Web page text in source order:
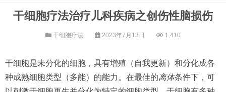
干细胞疗法治疗儿科疾病之创伤性脑损伤
干细胞疗法 2023年7月13日 1,410
干细胞是未分化的细胞，具有增殖（自我更新）和分化成各
种成熟细胞类型（多能）的能力。在最佳的离体条件下，可